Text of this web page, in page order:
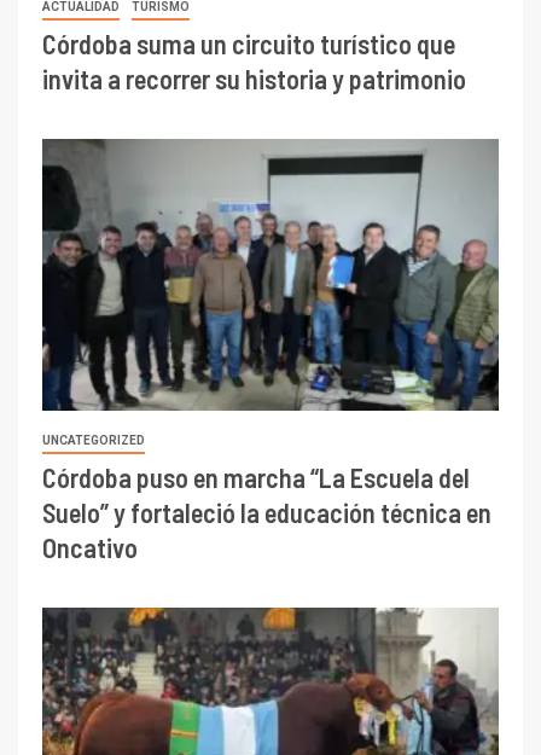
ACTUALIDAD TURISMO
Córdoba suma un circuito turístico que
invita a recorrer su historia y patrimonio
UNCATEGORIZED
Córdoba puso en marcha “La Escuela del
Suelo” y fortaleció la educación técnica en
Oncativo